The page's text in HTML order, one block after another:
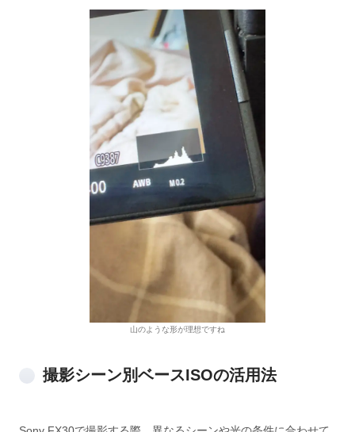
山のような形が理想ですね
撮影シーン別ベースISOの活用法